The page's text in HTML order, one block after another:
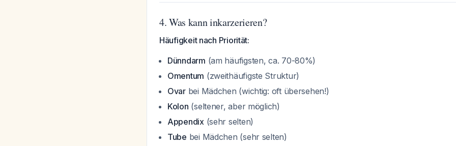
4. Was kann inkarzerieren?
Häufigkeit nach Priorität:
Dünndarm (am häufigsten, ca. 70-80%)
Omentum (zweithäufigste Struktur)
Ovarbei Mädchen (wichtig: oft übersehen!)
Kolon (seltener, aber möglich)
Appendix(sehr selten)
Tube bei Mädchen (sehr selten)